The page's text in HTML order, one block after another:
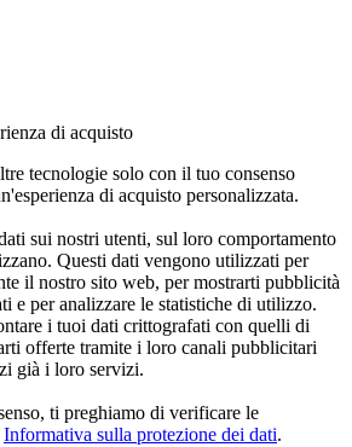
di acquisto
tecnologie solo con il tuo consenso
di acquisto personalizzata.
sui nostri utenti, sul loro comportamento
Questi dati vengono utilizzati per
il nostro sito web, per mostrarti pubblicità
e per analizzare le statistiche di utilizzo.
i tuoi dati crittografati con quelli di
offerte tramite i loro canali pubblicitari
già i loro servizi.
ti preghiamo di verificare le
Informativa sulla protezione dei dati.